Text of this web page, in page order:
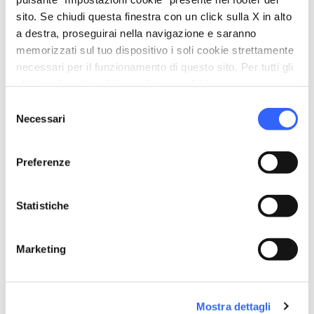
sito. Se chiudi questa finestra con un click sulla X in alto
a destra, proseguirai nella navigazione e saranno
memorizzati sul tuo dispositivo i soli cookie strettamente
necessari per il funzionamento di questo sito. Per tutti gli
delNecessari
Preferenze
Statistiche
Marketing
Mostra dettagli
PILGRIMS' ACCOMMODATION WITH DONATION